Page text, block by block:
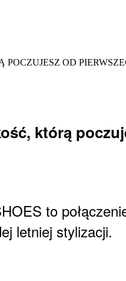
OD
którą
to
letniej stylizacji.